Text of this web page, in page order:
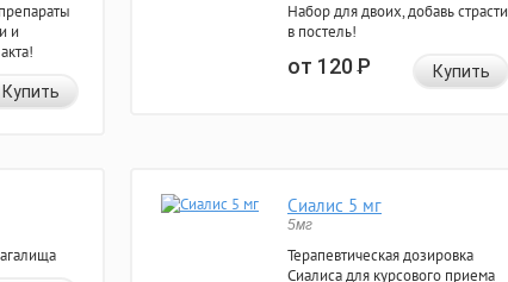
и
Купить
Набор для двоих, добавь страсти
в постель!
от 120Р Купить
Сиалис 5 мг
5мг
Терапевтическая дозировка
Сиалиса для курсового приема